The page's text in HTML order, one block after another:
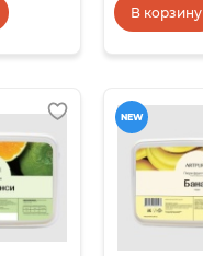
В корзину
NEW